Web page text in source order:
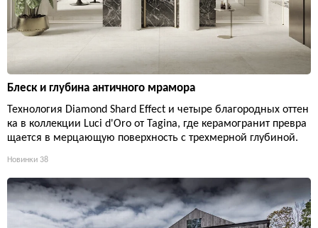
Блеск и глубина античного мрамора
Технология Diamond Shard Effect и четыре благородных оттен
ка в коллекции Luci d'Oro от Tagina, где керамогранит превра
щается в мерцающую поверхность с трехмерной глубиной.
Новинки 38